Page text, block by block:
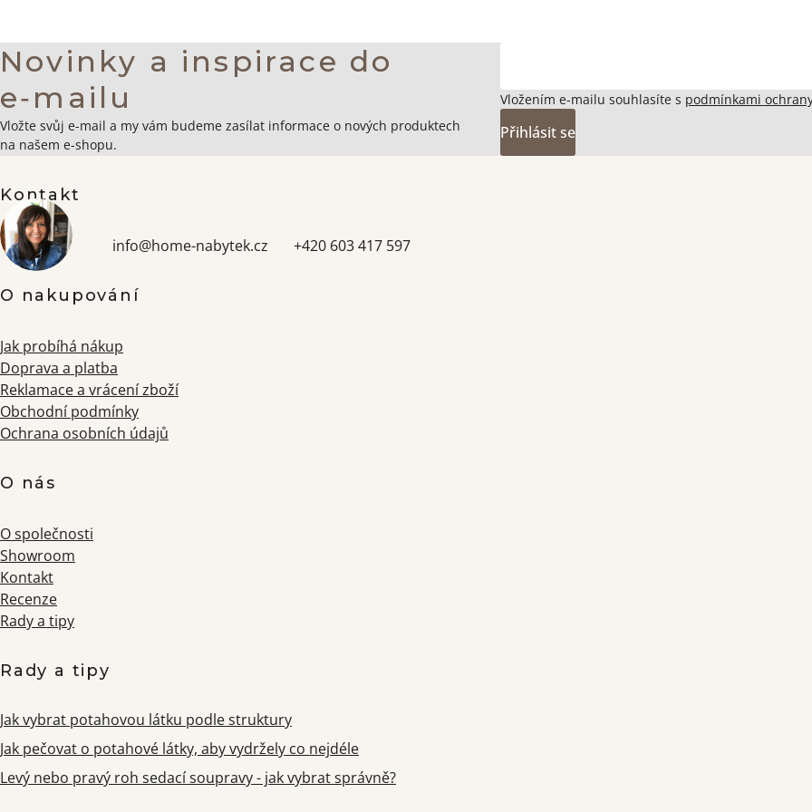
Zápatí
Novinky a inspirace do
e‑mailu
Vložte svůj e-mail a my vám budeme zasílat informace o nových produktech
na našem e-shopu.
Vložením e-mailu souhlasíte s podmínkami
Přihlásit se
Kontakt
info@home-nabytek.cz +420 603 417 597
O nakupování
Jak probíhá nákup
Doprava a platba
Reklamace a vrácení zboží
Obchodní podmínky
Ochrana osobních údajů
O nás
O společnosti
Showroom
Kontakt
Recenze
Rady a tipy
Rady a tipy
Jak vybrat potahovou látku podle struktury
Jak pečovat o potahové látky, aby vydržely co nejdéle
Levý nebo pravý roh sedací soupravy - jak vybrat správně?